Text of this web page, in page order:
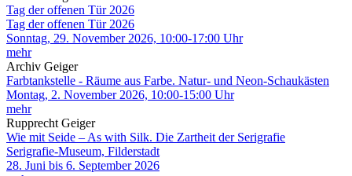
Tag der offenen Tür 2026
Tag der offenen Tür 2026
Sonntag, 29. November 2026, 10:00-17:00 Uhr
mehr
Archiv Geiger
Farbtankstelle - Räume aus Farbe. Natur- und Neon-Schaukästen
Montag, 2. November 2026, 10:00-15:00 Uhr
mehr
Rupprecht Geiger
Wie mit Seide – As with Silk. Die Zartheit der Serigrafie
Serigrafie-Museum, Filderstadt
28. Juni bis 6. September 2026